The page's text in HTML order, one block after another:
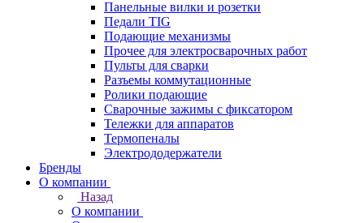
Панельные вилки и розетки
Педали TIG
Подающие механизмы
Прочее для электросварочных работ
Пульты для сварки
Разъемы коммутационные
Ролики подающие
Сварочные зажимы с фиксатором
Тележки для аппаратов
Термопеналы
Электрододержатели
Бренды
О компании
Назад
О компании